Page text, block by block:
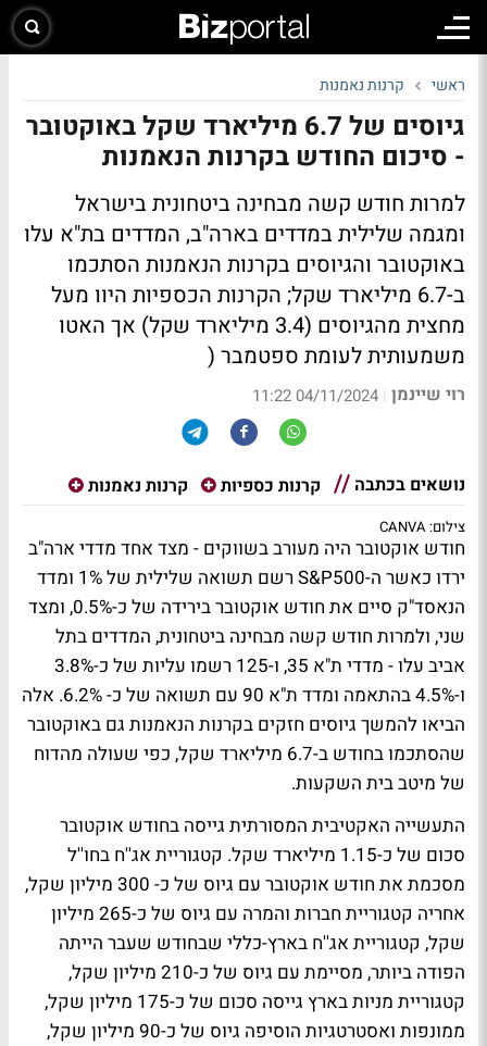
ראשי קרנות נאמנות
גיוסים של 6.7 מיליארד שקל באוקטובר
- סיכום החודש בקרנות הנאמנות
למרות חודש קשה מבחינה ביטחונית בישראל
ומגמה שלילית במדדים בארה"ב, המדדים בת"א עלו
באוקטובר והגיוסים בקרנות הנאמנות הסתכמו
ב-6.7 מיליארד שקל; הקרנות הכספיות היוו מעל
מחצית מהגיוסים (3.4 מיליארד שקל) אך האטו
משמעותית לעומת ספטמבר (
רוי שיינמן |
04/11/2024 11:22
נושאים בכתבה קרנות כספיות קרנות נאמנות
צילום: CANVA
חודש אוקטובר היה מעורב בשווקים - מצד אחד מדדי ארה"ב
ירדו כאשר ה-S&P500 רשם תשואה שלילית של 1% ומדד
הנאסד"ק סיים את חודש אוקטובר בירידה של כ-0.5%, ומצד
שני, ולמרות חודש קשה מבחינה ביטחונית, המדדים בתל
אביב עלו - מדדי ת"א 35, ו-125 רשמו עליות של כ-3.8%
ו-4.5% בהתאמה ומדד ת"א 90 עם תשואה של כ- 6.2%. אלה
הביאו להמשך גיוסים חזקים בקרנות הנאמנות גם באוקטובר
שהסתכמו בחודש ב-6.7 מיליארד שקל, כפי שעולה מהדוח
של מיטב בית השקעות.
התעשייה האקטיבית המסורתית גייסה בחודש אוקטובר
סכום של כ-1.15 מיליארד שקל. קטגוריית אג''ח בחו''ל
מסכמת את חודש אוקטובר עם גיוס של כ- 300 מיליון שקל,
אחריה קטגוריית חברות והמרה עם גיוס של כ-265 מיליון
שקל, קטגוריית אג''ח בארץ-כללי שבחודש שעבר הייתה
הפודה ביותר, מסיימת עם גיוס של כ-210 מיליון שקל,
קטגוריית מניות בארץ גייסה סכום של כ-175 מיליון שקל,
ממונפות ואסטרטגיות הוסיפה גיוס של כ-90 מיליון שקל,